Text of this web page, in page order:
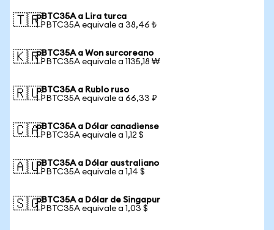
🇹🇷pBTC35A a Lira turca
1 PBTC35A equivale a 38,46 ₺
🇰🇷pBTC35A a Won surcoreano
1 PBTC35A equivale a 1135,18 ₩
🇷🇺pBTC35A a Rublo ruso
1 PBTC35A equivale a 66,33 ₽
🇨🇦pBTC35A a Dólar canadiense
1 PBTC35A equivale a 1,12 $
🇦🇺pBTC35A a Dólar australiano
1 PBTC35A equivale a 1,14 $
🇸🇬pBTC35A a Dólar de Singapur
1 PBTC35A equivale a 1,03 $